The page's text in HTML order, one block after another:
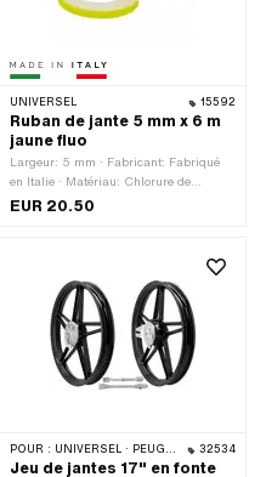
UNIVERSEL 15592
Ruban de jante 5 mm x 6 m
jaune fluo
Largeur: 5 mm · Fabricant: Fabriqué
en Italie · Matériau: Chlorure de
polyvinyle (PVC) · Lieu d'utilisation:
EUR 20.50
POUR : UNIVERSEL · PEUGEOT 32534
Jeu de jantes 17" en fonte